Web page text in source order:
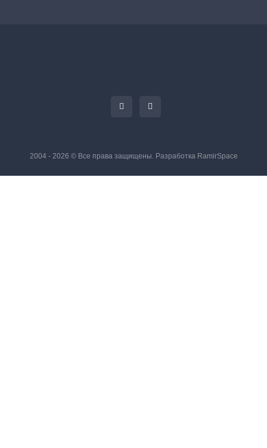
2004 - 2026 © Все права защищены. Разработка RamirSpace